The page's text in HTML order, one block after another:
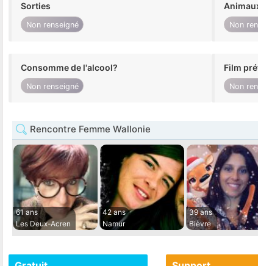
Sorties
Non renseigné Non
Consomme de l'alcool?
Non renseigné
Film
Non
Rencontre Femme Wallonie
61 ans
Les Deux-Acren
42 ans
Namur
39 ans
Bièvre